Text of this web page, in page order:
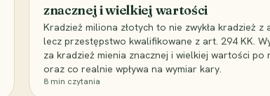
znacznej i wielkiej wartości
Kradzież miliona złotych to nie zwykła kradzież
lecz przestępstwo kwalifikowane z art. 294 KK.
za kradzież mienia znacznej i wielkiej wartości
oraz co realnie wpływa na wymiar kary.
8 min czytania